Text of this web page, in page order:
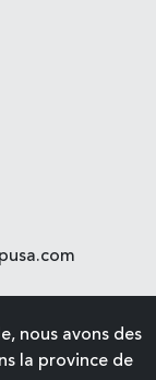
nous avons des
la province de